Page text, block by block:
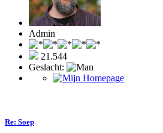
Admin
21.544
Geslacht:
Re: Soep